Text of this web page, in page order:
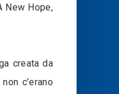
New Hope,
creata da
c’erano